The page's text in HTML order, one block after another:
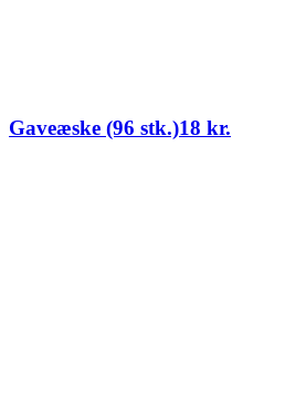
Gaveæske (96 stk.)18 kr.